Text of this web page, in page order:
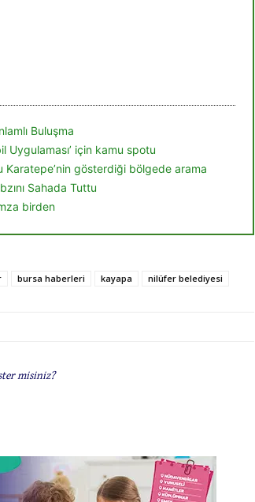
Buluşma
Uygulaması’ için kamu spotu
Karatepe’nin gösterdiği bölgede arama
Sahada Tuttu
birden
bursa haberleri kayapa
nilüfer belediyesi
misiniz?